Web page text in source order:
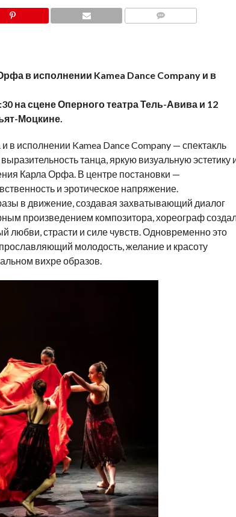
в исполнении Kamea Dance Company и в
на сцене Оперного театра Тель-Авива и 12
Моцкине.
в исполнении Kamea Dance Company — спектакль
танца, яркую визуальную эстетику
Карла Орфа. В центре постановки —
и эротическое напряжение.
в движение, создавая захватывающий диалог
произведением композитора, хореограф
любви, страсти и силе чувств. Одновременно это
молодость, желание и красоту
вихре образов.